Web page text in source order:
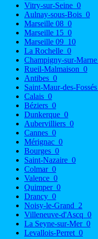
Vitry-sur-Seine 0
Aulnay-sous-Bois 0
Marseille 08 0
Marseille 15 0
Marseille 09 10
La Rochelle 0
Champigny-sur-Marne
Rueil-Malmaison 0
Antibes 0
Saint-Maur-des-Fossés
Calais 0
Béziers 0
Dunkerque 0
Aubervilliers 0
Cannes 0
Mérignac 0
Bourges 0
Saint-Nazaire 0
Colmar 0
Valence 0
Quimper 0
Drancy 0
Noisy-le-Grand 2
Villeneuve-d'Ascq 0
La Seyne-sur-Mer 0
Levallois-Perret 0